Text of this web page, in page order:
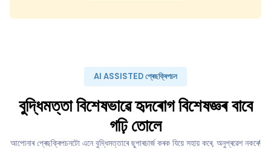
AI ASSISTED প্ৰেছক্ৰিপচন
বুদ্ধিমত্তা বিশেষভাৱে হৃদৰোগ বিশেষজ্ঞৰ বাবে
গঢ়ি তোলে
আপোনাৰ প্ৰেছক্ৰিপচনটো এনে বুদ্ধিমত্তাৰে ছুপাৰচাৰ্জ কৰক যিয়ে সহায় কৰে, অনুপ্ৰৱেশ নকৰে!